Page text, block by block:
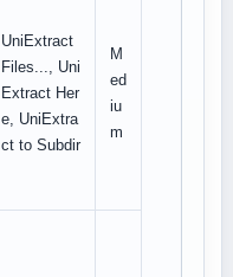
UniExtract
Files..., Uni
Extract Her
e, UniExtra
ct to Subdir
M
ed
iu
m